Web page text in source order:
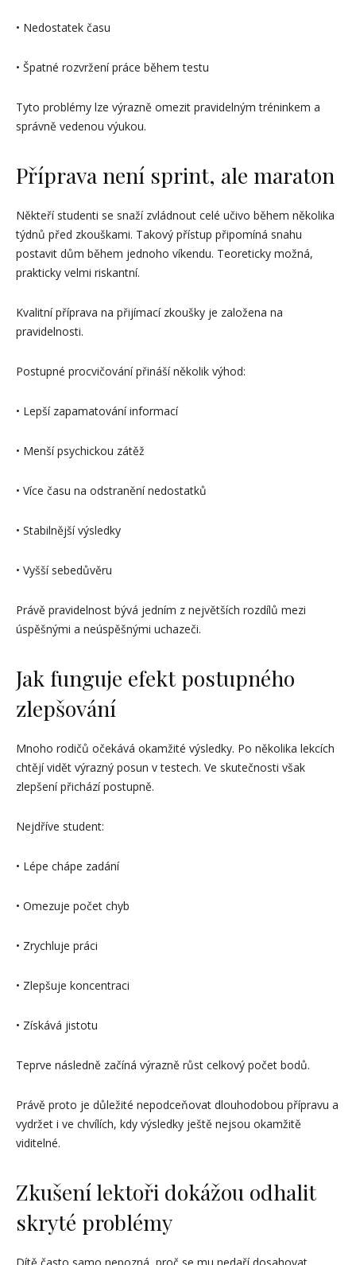
• Nedostatek času
• Špatné rozvržení práce během testu
Tyto problémy lze výrazně omezit pravidelným tréninkem a
správně vedenou výukou.
Příprava není sprint, ale maraton
Někteří studenti se snaží zvládnout celé učivo během několika
týdnů před zkouškami. Takový přístup připomíná snahu
postavit dům během jednoho víkendu. Teoreticky možná,
prakticky velmi riskantní.
Kvalitní příprava na přijímací zkoušky je založena na
pravidelnosti.
Postupné procvičování přináší několik výhod:
• Lepší zapamatování informací
• Menší psychickou zátěž
• Více času na odstranění nedostatků
• Stabilnější výsledky
• Vyšší sebedůvěru
Právě pravidelnost bývá jedním z největších rozdílů mezi
úspěšnými a neúspěšnými uchazeči.
Jak funguje efekt postupného
zlepšování
Mnoho rodičů očekává okamžité výsledky. Po několika lekcích
chtějí vidět výrazný posun v testech. Ve skutečnosti však
zlepšení přichází postupně.
Nejdříve student:
• Lépe chápe zadání
• Omezuje počet chyb
• Zrychluje práci
• Zlepšuje koncentraci
• Získává jistotu
Teprve následně začíná výrazně růst celkový počet bodů.
Právě proto je důležité nepodceňovat dlouhodobou přípravu a
vydržet i ve chvílích, kdy výsledky ještě nejsou okamžitě
viditelné.
Zkušení lektoři dokážou odhalit
skryté problémy